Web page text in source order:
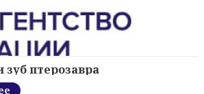
птерозавра